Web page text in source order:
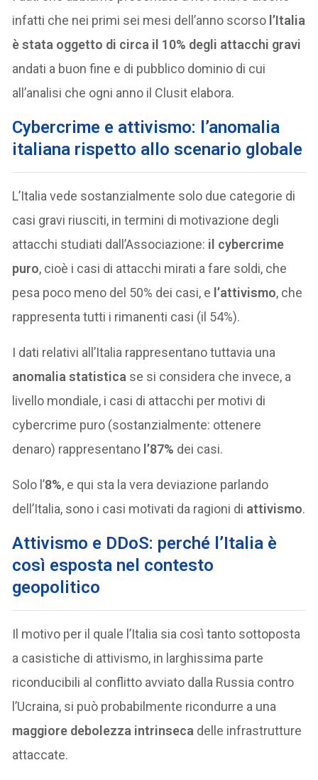
infatti che nei primi sei mesi dell’anno scorso l’Italia
è stata oggetto di circa il 10% degli attacchi gravi
andati a buon fine e di pubblico dominio di cui
all’analisi che ogni anno il Clusit elabora.
Cybercrime e attivismo: l’anomalia
italiana rispetto allo scenario globale
L’Italia vede sostanzialmente solo due categorie di
casi gravi riusciti, in termini di motivazione degli
attacchi studiati dall’Associazione: il cybercrime
puro, cioè i casi di attacchi mirati a fare soldi, che
pesa poco meno del 50% dei casi, e l’attivismo, che
rappresenta tutti i rimanenti casi (il 54%).
I dati relativi all’Italia rappresentano tuttavia una
anomalia statistica se si considera che invece, a
livello mondiale, i casi di attacchi per motivi di
cybercrime puro (sostanzialmente: ottenere
denaro) rappresentano l’87% dei casi.
Solo l’8%, e qui sta la vera deviazione parlando
dell’Italia, sono i casi motivati da ragioni di attivismo.
Attivismo e DDoS: perché l’Italia è
così esposta nel contesto
geopolitico
Il motivo per il quale l’Italia sia così tanto sottoposta
a casistiche di attivismo, in larghissima parte
riconducibili al conflitto avviato dalla Russia contro
l’Ucraina, si può probabilmente ricondurre a una
maggiore debolezza intrinseca delle infrastrutture
attaccate.